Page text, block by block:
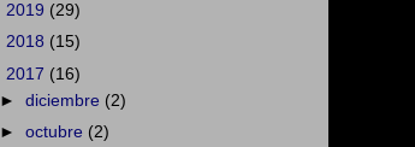
2019 (29)
2018 (15)
2017 (16)
►diciembre (2)
►octubre (2)